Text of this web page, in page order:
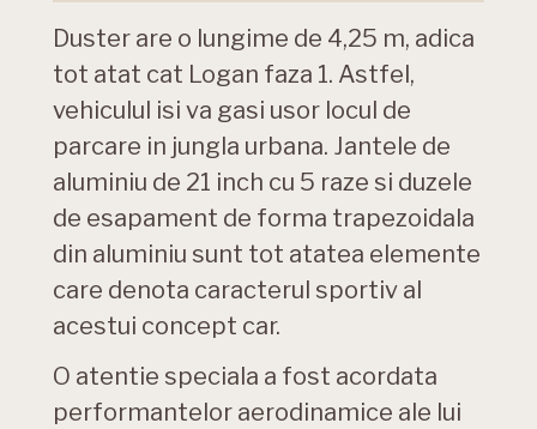
Duster are o lungime de 4,25 m, adica
tot atat cat Logan faza 1. Astfel,
vehiculul isi va gasi usor locul de
parcare in jungla urbana. Jantele de
aluminiu de 21 inch cu 5 raze si duzele
de esapament de forma trapezoidala
din aluminiu sunt tot atatea elemente
care denota caracterul sportiv al
acestui concept car.
O atentie speciala a fost acordata
performantelor aerodinamice ale lui